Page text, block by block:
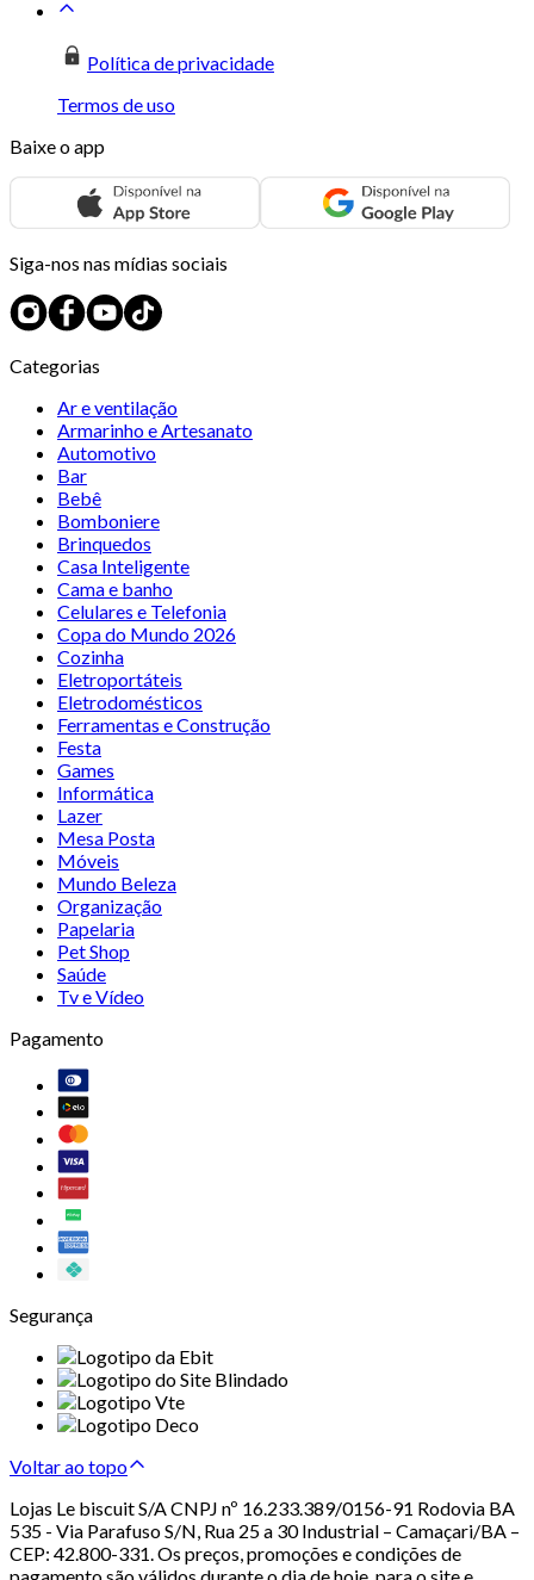
Política de privacidade
Termos de uso
Baixe o app
Siga-nos nas mídias sociais
Categorias
Ar e ventilação
Armarinho e Artesanato
Automotivo
Bar
Bebê
Bomboniere
Brinquedos
Casa Inteligente
Cama e banho
Celulares e Telefonia
Copa do Mundo 2026
Cozinha
Eletroportáteis
Eletrodomésticos
Ferramentas e Construção
Festa
Games
Informática
Lazer
Mesa Posta
Móveis
Mundo Beleza
Organização
Papelaria
Pet Shop
Saúde
Tv e Vídeo
Pagamento
Segurança
Voltar ao topo
Lojas Le biscuit S/A CNPJ nº 16.233.389/0156-91 Rodovia BA
535 - Via Parafuso S/N, Rua 25 a 30 Industrial – Camaçari/BA –
CEP: 42.800-331. Os preços, promoções e condições de